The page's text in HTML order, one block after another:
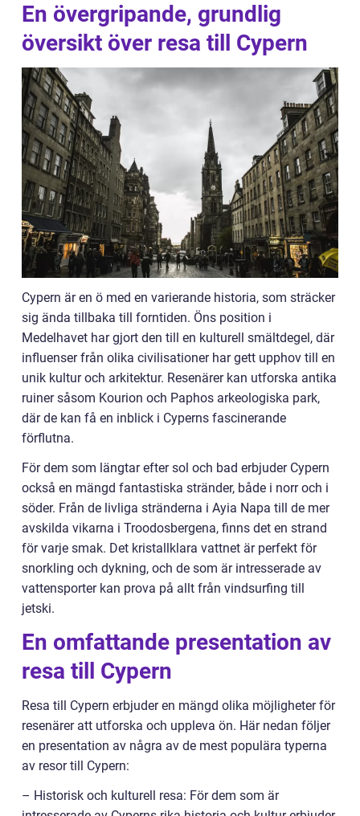
En övergripande, grundlig
översikt över resa till Cypern
Cypern är en ö med en varierande historia, som sträcker
sig ända tillbaka till forntiden. Öns position i
Medelhavet har gjort den till en kulturell smältdegel, där
influenser från olika civilisationer har gett upphov till en
unik kultur och arkitektur. Resenärer kan utforska antika
ruiner såsom Kourion och Paphos arkeologiska park,
där de kan få en inblick i Cyperns fascinerande
förflutna.
För dem som längtar efter sol och bad erbjuder Cypern
också en mängd fantastiska stränder, både i norr och i
söder. Från de livliga stränderna i Ayia Napa till de mer
avskilda vikarna i Troodosbergena, finns det en strand
för varje smak. Det kristallklara vattnet är perfekt för
snorkling och dykning, och de som är intresserade av
vattensporter kan prova på allt från vindsurfing till
jetski.
En omfattande presentation av
resa till Cypern
Resa till Cypern erbjuder en mängd olika möjligheter för
resenärer att utforska och uppleva ön. Här nedan följer
en presentation av några av de mest populära typerna
av resor till Cypern:
– Historisk och kulturell resa: För dem som är